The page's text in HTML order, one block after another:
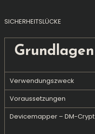
SICHERHEITSLÜCKE
Grundlagen
Verwendungszweck
Voraussetzungen
Devicemapper – DM-Crypt